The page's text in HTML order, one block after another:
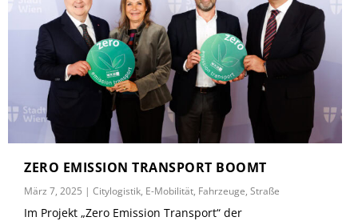
ZERO EMISSION TRANSPORT BOOMT
März 7, 2025 |Citylogistik, E-Mobilität, Fahrzeuge,Straße
Im Projekt „Zero Emission Transport“ der